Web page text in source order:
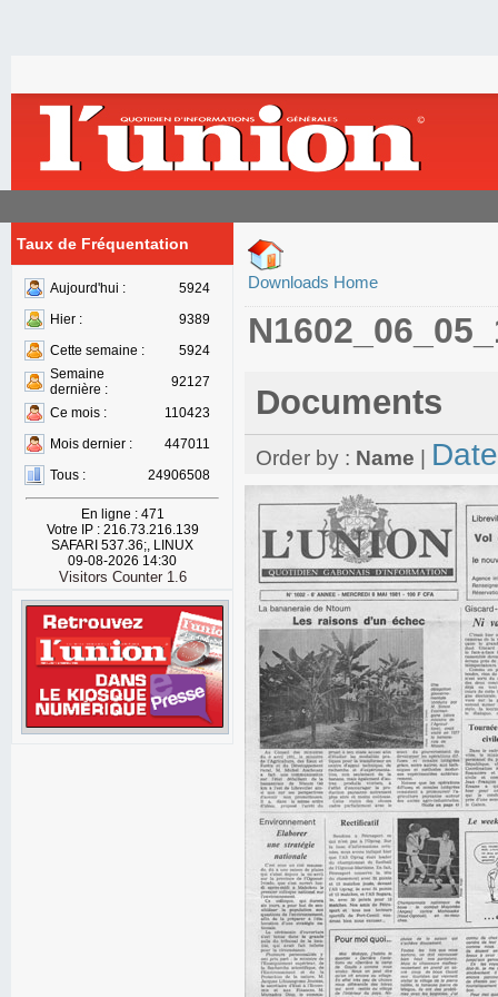
Taux de Fréquentation
Aujourd'hui :
5924
Hier :
9389
Cette semaine :
5924
Semaine
dernière :
92127
Ce mois :
110423
Mois dernier :
447011
Tous :
24906508
En ligne : 471
Votre IP : 216.73.216.139
SAFARI 537.36;, LINUX
09-08-2026 14:30
Visitors Counter 1.6
Downloads Home
Documents
Order by : Name Date